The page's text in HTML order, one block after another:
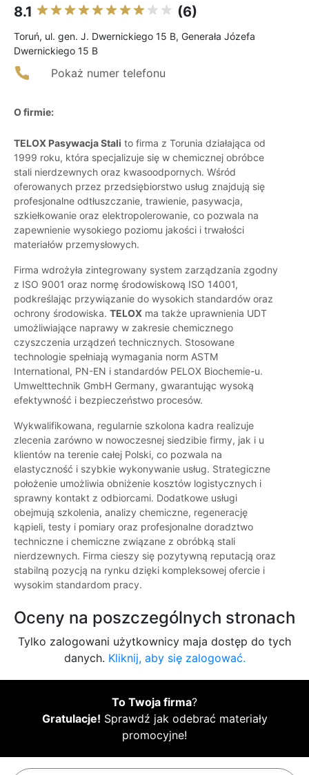
8.1 (6)
Toruń, ul. gen. J. Dwernickiego 15 B, Generała Józefa
Dwernickiego 15 B
Pokaż numer telefonu
O firmie:
TELOX Pasywacja Stali to firma z Torunia działająca od
1999 roku, która specjalizuje się w chemicznej obróbce
stali nierdzewnych oraz kwasoodpornych. Wśród
oferowanych przez przedsiębiorstwo usług znajdują się
profesjonalne odtłuszczanie, trawienie, pasywacja,
szkiełkowanie oraz elektropolerowanie, co pozwala na
zapewnienie wysokiego poziomu jakości i trwałości
materiałów przemysłowych.
Firma wdrożyła zintegrowany system zarządzania zgodny
z ISO 9001 oraz normę środowiskową ISO 14001,
podkreślając przywiązanie do wysokich standardów oraz
ochrony środowiska. TELOX ma także uprawnienia UDT
umożliwiające naprawy w zakresie chemicznego
czyszczenia urządzeń technicznych. Stosowane
technologie spełniają wymagania norm ASTM
International, PN-EN i standardów PELOX Biochemie-u.
Umwelttechnik GmbH Germany, gwarantując wysoką
efektywność i bezpieczeństwo procesów.
Wykwalifikowana, regularnie szkolona kadra realizuje
zlecenia zarówno w nowoczesnej siedzibie firmy, jak i u
klientów na terenie całej Polski, co pozwala na
elastyczność i szybkie wykonywanie usług. Strategiczne
położenie umożliwia obniżenie kosztów logistycznych i
sprawny kontakt z odbiorcami. Dodatkowe usługi
obejmują szkolenia, analizy chemiczne, regenerację
kąpieli, testy i pomiary oraz profesjonalne doradztwo
techniczne i chemiczne związane z obróbką stali
nierdzewnych. Firma cieszy się pozytywną reputacją oraz
stabilną pozycją na rynku dzięki kompleksowej ofercie i
wysokim standardom pracy.
Oceny na poszczególnych stronach
Tylko zalogowani użytkownicy maja dostęp do tych
danych. Kliknij, aby się zalogować.
To Twoja firma?
Gratulacje! Sprawdź jak odebrać materiały
promocyjne!